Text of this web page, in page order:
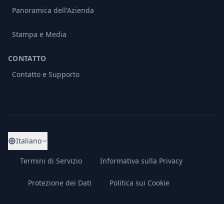
Panoramica dell'Azienda
Stampa e Media
CONTATTO
Contatto e Supporto
Italiano
Termini di Servizio Informativa sulla Privacy
Protezione dei Dati Politica sui Cookie